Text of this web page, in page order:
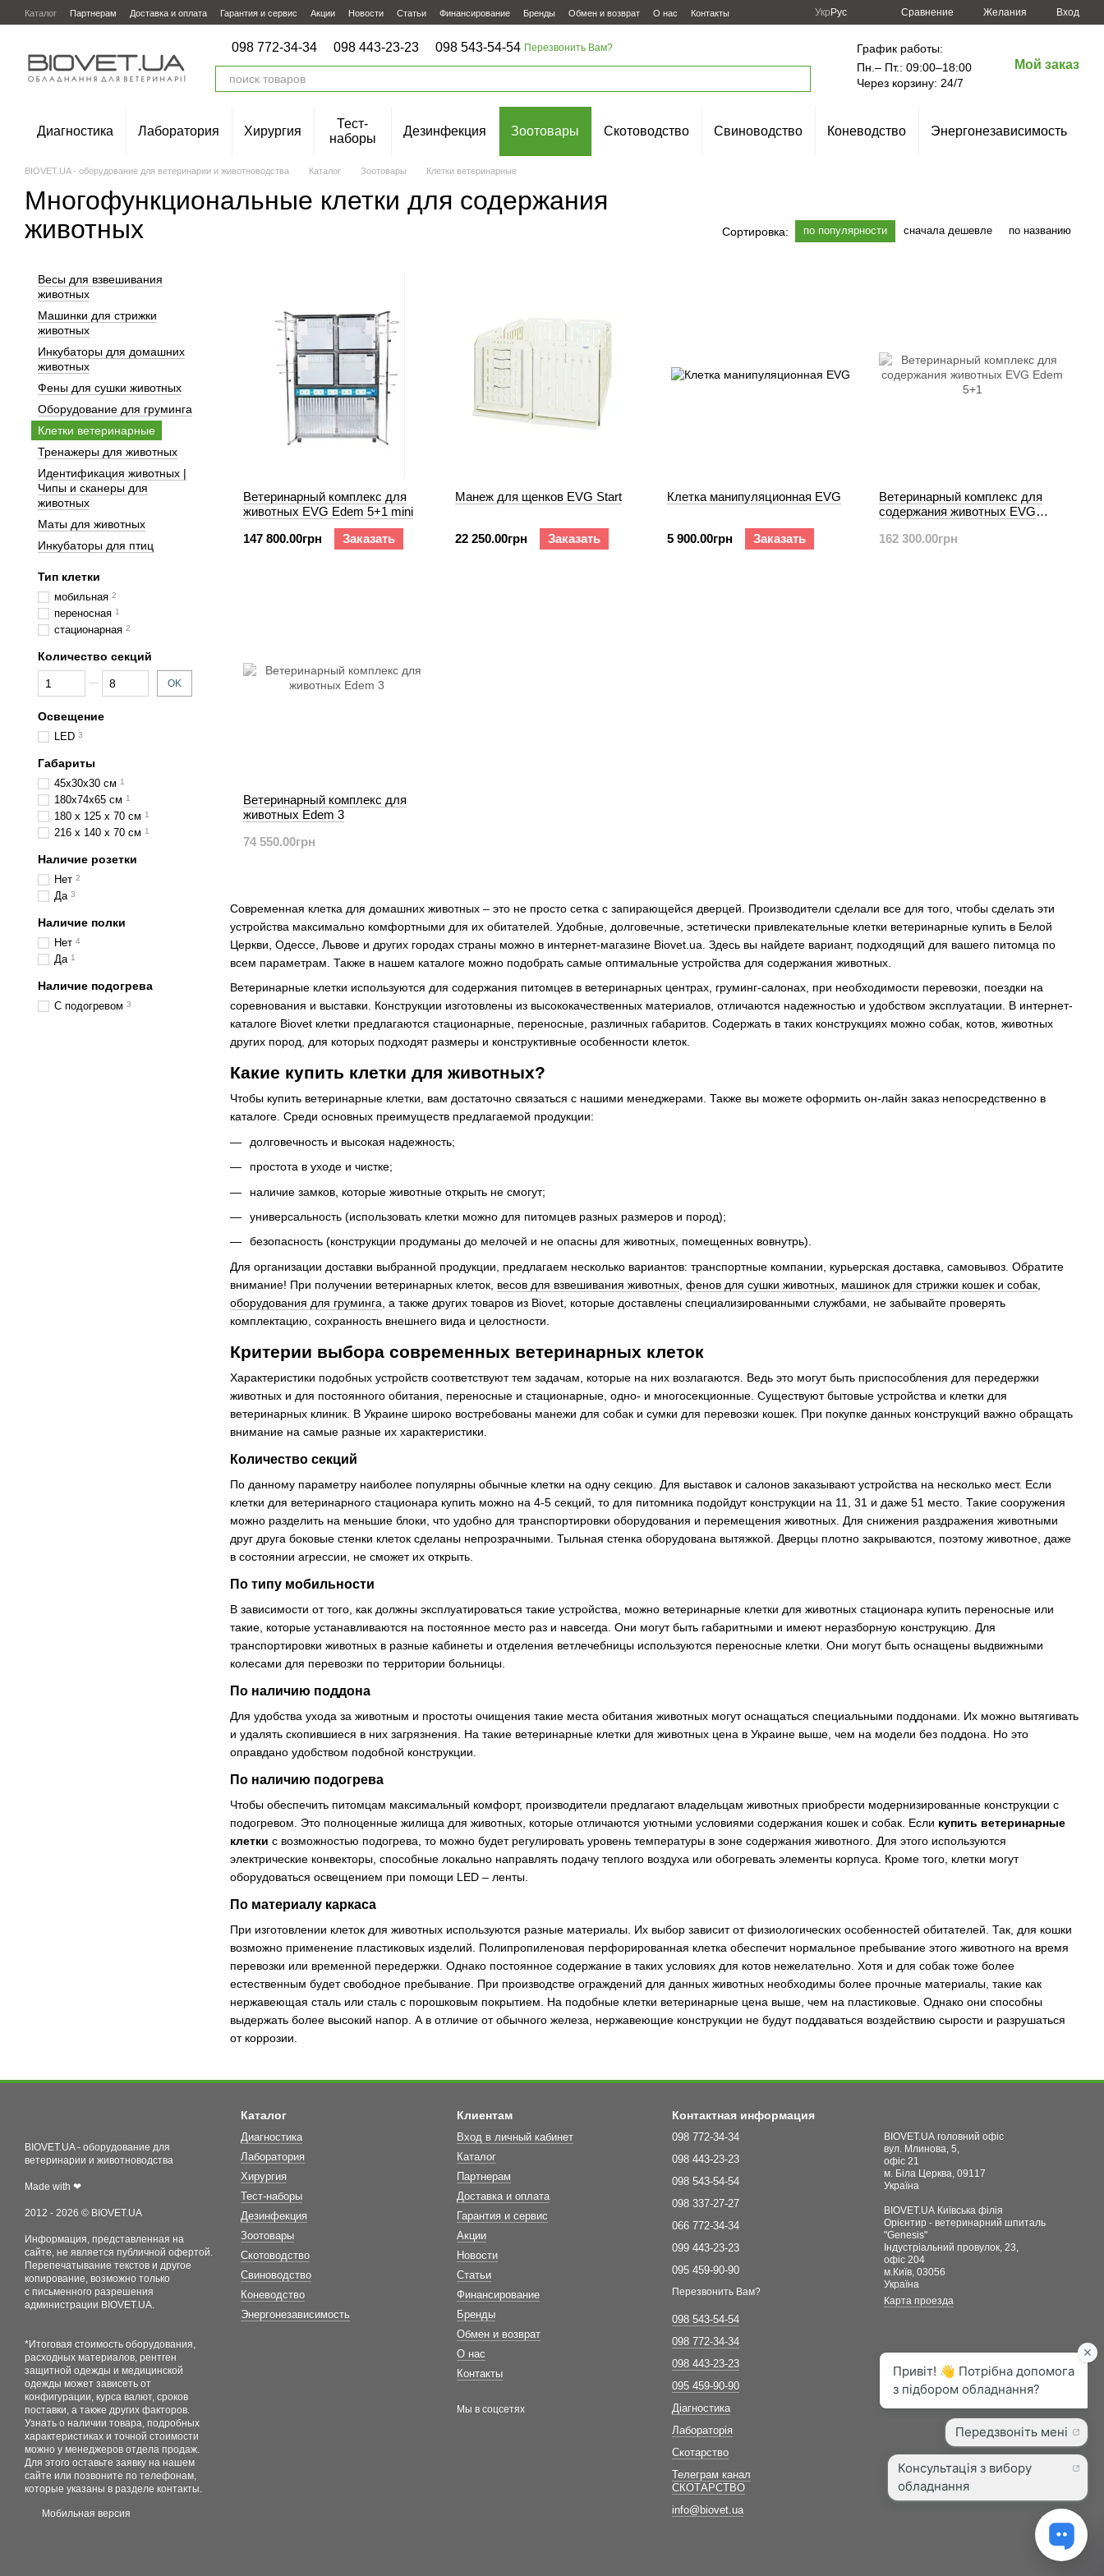
Перейти к основному контенту
Каталог Партнерам Доставка и оплата Гарантия и сервис Акции Новости Статьи Финансирование Бренды Обмен и возврат О нас Контакты Укр Рус Сравнение Желания Вход
098 772-34-34 098 443-23-23 098 543-54-54 Перезвонить Вам?
График работы:
Пн.– Пт.: 09:00–18:00
Через корзину: 24/7
Мой заказ
Диагностика Лаборатория Хирургия
Тест-
наборы
Дезинфекция Зоотовары Скотоводство Свиноводство Коневодство Энергонезависимость
BIOVET.UA - оборудование для ветеринарии и животноводства Каталог Зоотовары Клетки ветеринарные
Многофункциональные клетки для содержания
животных
Сортировка: по популярности сначала дешевле по названию
Современная клетка для домашних животных – это не просто сетка с запирающейся дверцей. Производители сделали все для того, чтобы сделать эти
устройства максимально комфортными для их обитателей. Удобные, долговечные, эстетически привлекательные клетки ветеринарные купить в Белой
Церкви, Одессе, Львове и других городах страны можно в интернет-магазине Biovet.ua. Здесь вы найдете вариант, подходящий для вашего питомца по
всем параметрам. Также в нашем каталоге можно подобрать самые оптимальные устройства для содержания животных.
Ветеринарные клетки используются для содержания питомцев в ветеринарных центрах, груминг-салонах, при необходимости перевозки, поездки на
соревнования и выставки. Конструкции изготовлены из высококачественных материалов, отличаются надежностью и удобством эксплуатации. В интернет-
каталоге Biovet клетки предлагаются стационарные, переносные, различных габаритов. Содержать в таких конструкциях можно собак, котов, животных
других пород, для которых подходят размеры и конструктивные особенности клеток.
Какие купить клетки для животных?
Чтобы купить ветеринарные клетки, вам достаточно связаться с нашими менеджерами. Также вы можете оформить он-лайн заказ непосредственно в
каталоге. Среди основных преимуществ предлагаемой продукции:
долговечность и высокая надежность;
простота в уходе и чистке;
наличие замков, которые животные открыть не смогут;
универсальность (использовать клетки можно для питомцев разных размеров и пород);
безопасность (конструкции продуманы до мелочей и не опасны для животных, помещенных вовнутрь).
Для организации доставки выбранной продукции, предлагаем несколько вариантов: транспортные компании, курьерская доставка, самовывоз. Обратите
внимание! При получении ветеринарных клеток, весов для взвешивания животных фенов для сушки животных машинок для стрижки кошек и собак
оборудования для груминга , а также других товаров из Biovet, которые доставлены специализированными службами, не забывайте проверять
комплектацию, сохранность внешнего вида и целостности.
Критерии выбора современных ветеринарных клеток
Характеристики подобных устройств соответствуют тем задачам, которые на них возлагаются. Ведь это могут быть приспособления для передержки
животных и для постоянного обитания, переносные и стационарные, одно- и многосекционные. Существуют бытовые устройства и клетки для
ветеринарных клиник. В Украине широко востребованы манежи для собак и сумки для перевозки кошек. При покупке данных конструкций важно обращать
внимание на самые разные их характеристики.
Количество секций
По данному параметру наиболее популярны обычные клетки на одну секцию. Для выставок и салонов заказывают устройства на несколько мест. Если
клетки для ветеринарного стационара купить можно на 4-5 секций, то для питомника подойдут конструкции на 11, 31 и даже 51 место. Такие сооружения
можно разделить на меньшие блоки, что удобно для транспортировки оборудования и перемещения животных. Для снижения раздражения животными
друг друга боковые стенки клеток сделаны непрозрачными. Тыльная стенка оборудована вытяжкой. Дверцы плотно закрываются, поэтому животное, даже
в состоянии агрессии, не сможет их открыть.
По типу мобильности
В зависимости от того, как должны эксплуатироваться такие устройства, можно ветеринарные клетки для животных стационара купить переносные или
такие, которые устанавливаются на постоянное место раз и навсегда. Они могут быть габаритными и имеют неразборную конструкцию. Для
транспортировки животных в разные кабинеты и отделения ветлечебницы используются переносные клетки. Они могут быть оснащены выдвижными
колесами для перевозки по территории больницы.
По наличию поддона
Для удобства ухода за животным и простоты очищения такие места обитания животных могут оснащаться специальными поддонами. Их можно вытягивать
и удалять скопившиеся в них загрязнения. На такие ветеринарные клетки для животных цена в Украине выше, чем на модели без поддона. Но это
оправдано удобством подобной конструкции.
По наличию подогрева
Чтобы обеспечить питомцам максимальный комфорт, производители предлагают владельцам животных приобрести модернизированные конструкции с
подогревом. Это полноценные жилища для животных, которые отличаются уютными условиями содержания кошек и собак. Если купить ветеринарные
клетки с возможностью подогрева, то можно будет регулировать уровень температуры в зоне содержания животного. Для этого используются
электрические конвекторы, способные локально направлять подачу теплого воздуха или обогревать элементы корпуса. Кроме того, клетки могут
оборудоваться освещением при помощи LED – ленты.
По материалу каркаса
При изготовлении клеток для животных используются разные материалы. Их выбор зависит от физиологических особенностей обитателей. Так, для кошки
возможно применение пластиковых изделий. Полипропиленовая перфорированная клетка обеспечит нормальное пребывание этого животного на время
перевозки или временной передержки. Однако постоянное содержание в таких условиях для котов нежелательно. Хотя и для собак тоже более
естественным будет свободное пребывание. При производстве ограждений для данных животных необходимы более прочные материалы, такие как
нержавеющая сталь или сталь с порошковым покрытием. На подобные клетки ветеринарные цена выше, чем на пластиковые. Однако они способны
выдержать более высокий напор. А в отличие от обычного железа, нержавеющие конструкции не будут поддаваться воздействию сырости и разрушаться
от коррозии.
Ветеринарный комплекс для
животных EVG Edem 5+1 mini
147 800.00грн
Заказать
Манеж для щенков EVG Start
22 250.00грн Заказать
Клетка манипуляционная EVG
5 900.00грн Заказать
Ветеринарный комплекс для
содержания животных EVG
162 300.00грн
Ветеринарный комплекс для
животных Edem 3
74 550.00грн
Весы для взвешивания
животных
Машинки для стрижки
животных
Инкубаторы для домашних
животных
Фены для сушки животных
Оборудование для груминга
Клетки ветеринарные
Тренажеры для животных
Идентификация животных |
Чипы и сканеры для
животных
Маты для животных
Инкубаторы для птиц
Тип клетки
мобильная 2
переносная 1
стационарная 2
Количество секций
От Количество секций
До Количество секций OK
Освещение
LED 3
Габариты
45х30х30 см 1
180х74х65 см 1
180 х 125 х 70 см 1
216 х 140 х 70 см 1
Наличие розетки
Нет 2
Да 3
Наличие полки
Нет 4
Да 1
Наличие подогрева
С подогревом 3
BIOVET.UA - оборудование для
ветеринарии и животноводства
Made with ❤
2012 - 2026 © BIOVET.UA
Информация, представленная на
сайте, не является публичной офертой.
Перепечатывание текстов и другое
копирование, возможно только
с письменного разрешения
администрации BIOVET.UA.
*Итоговая стоимость оборудования,
расходных материалов, рентген
защитной одежды и медицинской
одежды может зависеть от
конфигурации, курса валют, сроков
поставки, а также других факторов.
Узнать о наличии товара, подробных
характеристиках и точной стоимости
можно у менеджеров отдела продаж.
Для этого оставьте заявку на нашем
сайте или позвоните по телефонам,
которые указаны в разделе контакты.
Мобильная версия
Каталог
Диагностика
Лаборатория
Хирургия
Тест-наборы
Дезинфекция
Зоотовары
Скотоводство
Свиноводство
Коневодство
Энергонезависимость
Клиентам
Вход в личный кабинет
Каталог
Партнерам
Доставка и оплата
Гарантия и сервис
Акции
Новости
Статьи
Финансирование
Бренды
Обмен и возврат
О нас
Контакты
Мы в соцсетях
Контактная информация
098 772-34-34
098 443-23-23
098 543-54-54
098 337-27-27
066 772-34-34
099 443-23-23
095 459-90-90
Перезвонить Вам?
098 543-54-54
098 772-34-34
098 443-23-23
095 459-90-90
Діагностика
Лабораторія
Скотарство
Телеграм канал
СКОТАРСТВО
info@biovet.ua
BIOVET.UA головний офіс
вул. Млинова, 5,
офіс 21
м. Біла Церква, 09117
Україна
BIOVET.UA Київська філія
Орієнтир - ветеринарний шпиталь
"Genesis"
Індустріальний провулок, 23,
офіс 204
м.Київ, 03056
Україна
Карта проезда